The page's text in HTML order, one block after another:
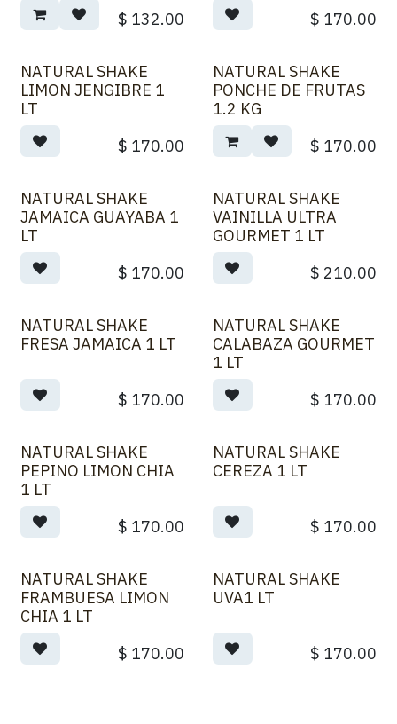
$ 132.00 $ 170.00
NATURAL SHAKE
LIMON JENGIBRE 1
LT
$ 170.00
Nuevo!
NATURAL SHAKE
PONCHE DE FRUTAS
1.2 KG
$ 170.00
NATURAL SHAKE
JAMAICA GUAYABA 1
LT
$ 170.00
NATURAL SHAKE
VAINILLA ULTRA
GOURMET 1 LT
$ 210.00
NATURAL SHAKE
FRESA JAMAICA 1 LT
$ 170.00
NATURAL SHAKE
CALABAZA GOURMET
1 LT
$ 170.00
NATURAL SHAKE
PEPINO LIMON CHIA
1 LT
$ 170.00
NATURAL SHAKE
CEREZA 1 LT
$ 170.00
NATURAL SHAKE
FRAMBUESA LIMON
CHIA 1 LT
$ 170.00
NATURAL SHAKE
UVA1 LT
$ 170.00